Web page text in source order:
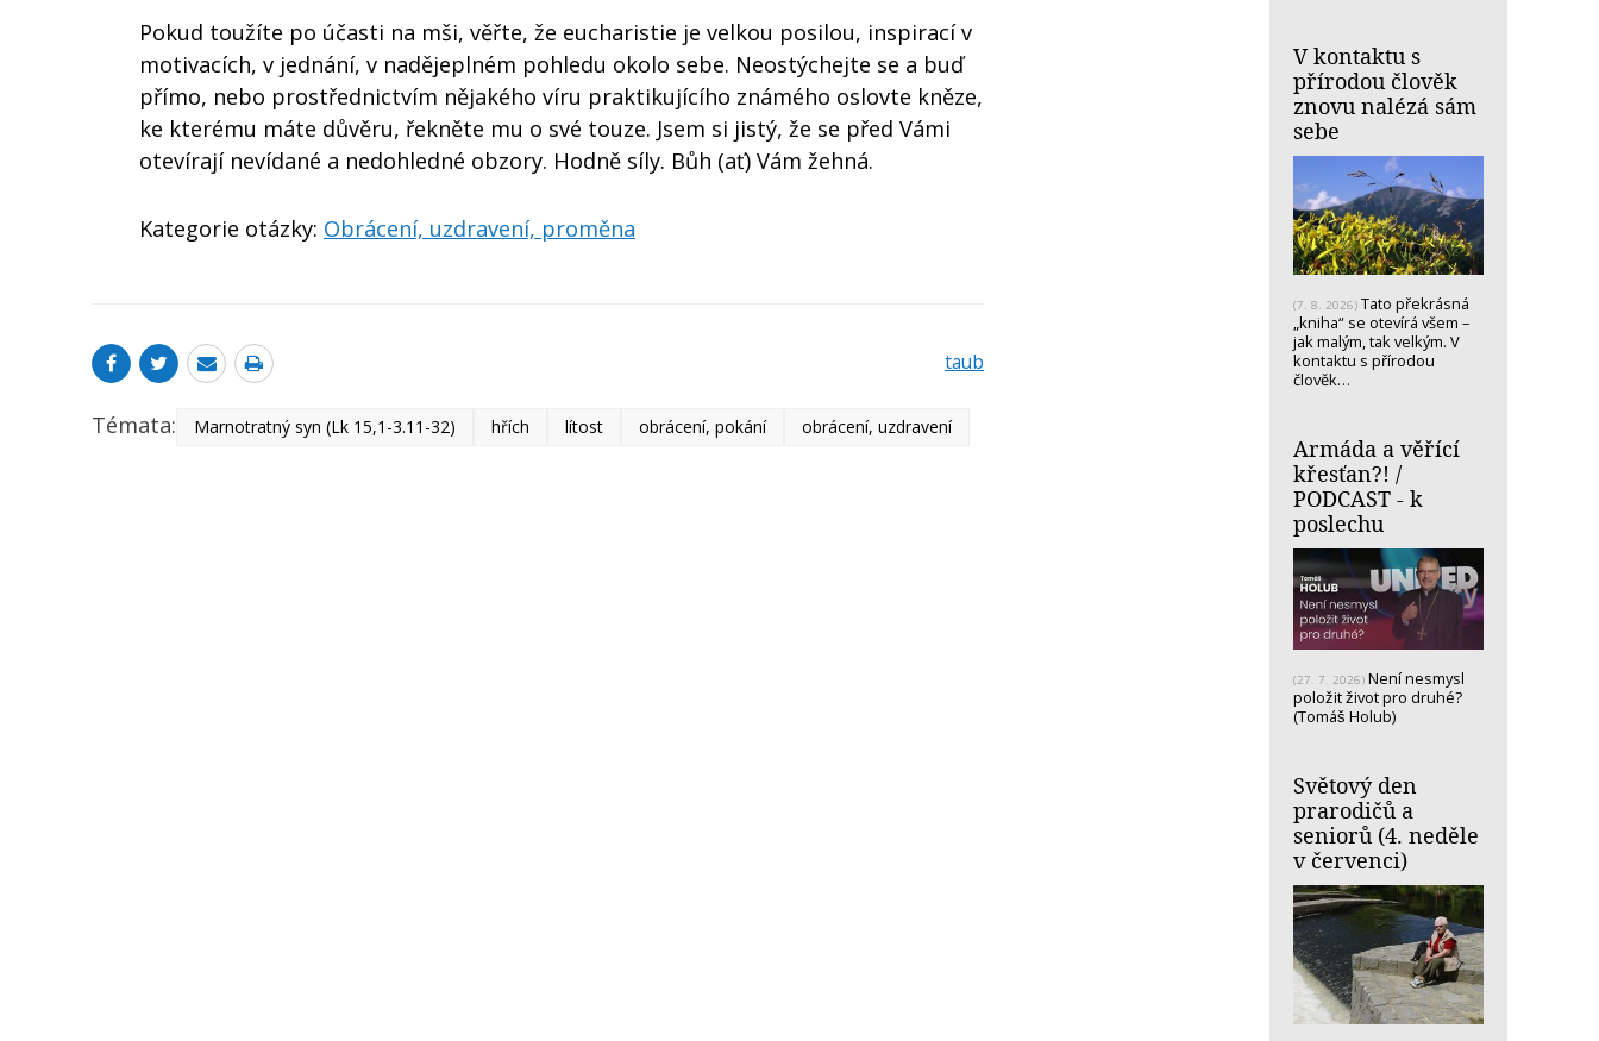
Pokud toužíte po účasti na mši, věřte, že eucharistie je velkou posilou, inspirací v
motivacích, v jednání, v nadějeplném pohledu okolo sebe. Neostýchejte se a buď
přímo, nebo prostřednictvím nějakého víru praktikujícího známého oslovte kněze,
ke kterému máte důvěru, řekněte mu o své touze. Jsem si jistý, že se před Vámi
otevírají nevídané a nedohledné obzory. Hodně síly. Bůh (ať) Vám žehná.
Kategorie otázky: Obrácení, uzdravení, proměna
taub
Témata: Marnotratný syn (Lk 15,1-3.11-32) hřích lítost obrácení, pokání obrácení, uzdravení
V kontaktu s
přírodou člověk
znovu nalézá sám
sebe
(7. 8. 2026) Tato překrásná
„kniha“ se otevírá všem –
jak malým, tak velkým. V
kontaktu s přírodou
člověk…
Armáda a věřící
křesťan?! /
PODCAST - k
poslechu
(27. 7. 2026) Není nesmysl
položit život pro druhé?
(Tomáš Holub)
Světový den
prarodičů a
seniorů (4. neděle
v červenci)